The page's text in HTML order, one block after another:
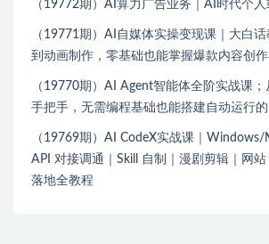
（19772期）AI算力广告业务｜AI时代个
（19771期）AI自媒体实操变现课｜大白
到动画制作，零基础也能掌握爆款内容创
（19770期）AI Agent智能体全阶实战课
手把手，无需编程基础也能搭建自动运行
（19769期）AI CodeX实战课｜Windows/
API 对接调通｜Skill 自制｜漫剧剪辑｜网
落地全教程